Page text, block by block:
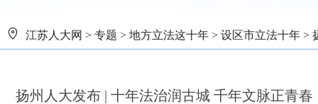
江苏人大网 > 专题 > 地方立法这十年 > 设区市立法十年 >
扬州人大发布 | 十年法治润古城 千年文脉正青春